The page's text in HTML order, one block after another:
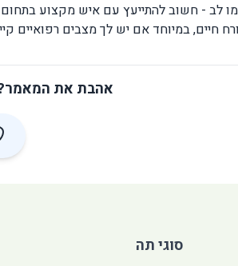
לב - חשוב להתייעץ עם איש מקצוע בתחום
חיים, במיוחד אם יש לך מצבים רפואיים
אהבת את
סוגי תה